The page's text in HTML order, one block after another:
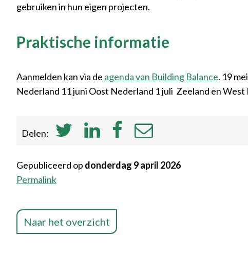
gebruiken in hun eigen projecten.
Praktische informatie
Aanmelden kan via de agenda van Building Balance. 19
Nederland 11 juni Oost Nederland 1 juli Zeeland en
Delen:
Gepubliceerd op donderdag 9 april 2026
Permalink
Naar het overzicht